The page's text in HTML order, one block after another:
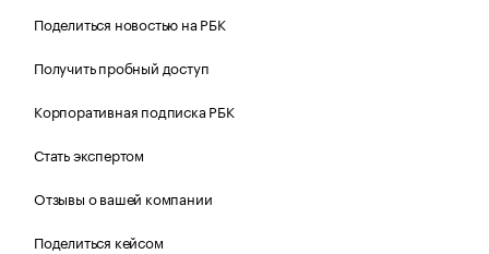
Поделиться новостью на РБК
Получить пробный доступ
Корпоративная подписка РБК
Стать экспертом
Отзывы о вашей компании
Поделиться кейсом